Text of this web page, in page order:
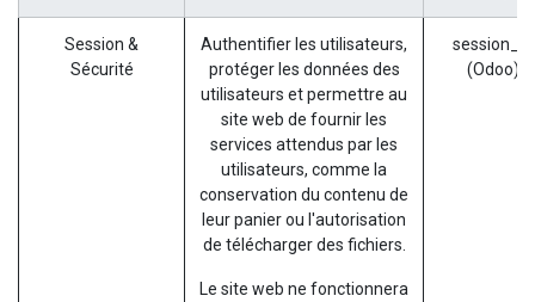
Session &
Sécurité
Authentifier les utilisateurs,
protéger les données des
utilisateurs et permettre au
site web de fournir les
services attendus par les
utilisateurs, comme la
conservation du contenu de
leur panier ou l'autorisation
de télécharger des fichiers.
Le site web ne fonctionnera
session_id
(Odoo)